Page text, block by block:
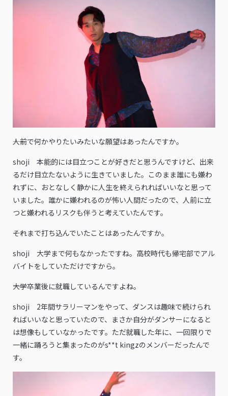
――人前で何かやりたいみたいな願望はあったんですか。
shoji 本能的には目立つことが好きだと思うんですけど、出来
るだけ目立たないように生きていました。このまま誰にも嫌わ
れずに、おとなしく静かに人生を終えられればいいなと思って
いました。誰かに嫌われるのが怖い人間だったので、人前に立
つと嫌われるリスクも伴うと考えていたんです。
――それまで打ち込んでいたことはあったんですか。
shoji 大学まで何もなかったですね。高校時代も帰宅部でアル
バイトをしていただけですから。
――大学卒業後に就職しているんですよね。
shoji 2年間サラリーマンをやって、ダンスは趣味で続けられ
ればいいなと思っていたので、まさか自分がダンサーになると
は想像もしていなかったです。ただ就職した年に、一回限りで
一緒に踊ろうと集まったのがs**t kingzのメンバーだったんで
す。